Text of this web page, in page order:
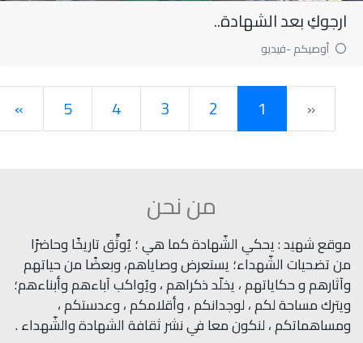
ارجوكِ بعد الشهادة..
أوصيكم -فيديو
من نحن
موقع شهيد : يحكي الشّهادة كما هي ؛ يُوثِّق تاريخًا وحاضرًا
من تضحيات الشّهداء؛ يستعرض وصاياهم، وبعضًا من حياتهم
وآثارهم و حكاياتهم ، يخلّد ذكراهم ، ويُواكب آباءهم وأبناءهم؛
ويترك مساحة لكم ، لوجدانكم ، وأقلامكم ، وعدستكم ،
ومساهماتكم ، لنكون معا في نشر ثقافة الشهادة والشّهداء .